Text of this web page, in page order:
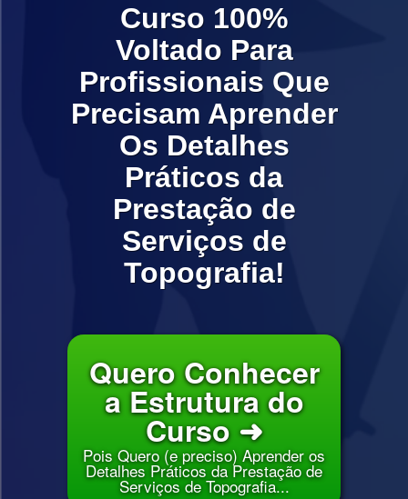
Curso 100%
Voltado Para
Profissionais Que
Precisam Aprender
Os Detalhes
Práticos da
Prestação de
Serviços de
Topografia!
Quero Conhecer
a Estrutura do
Curso ➜
Pois Quero (e preciso) Aprender os
Detalhes Práticos da Prestação de
Serviços de Topografia...